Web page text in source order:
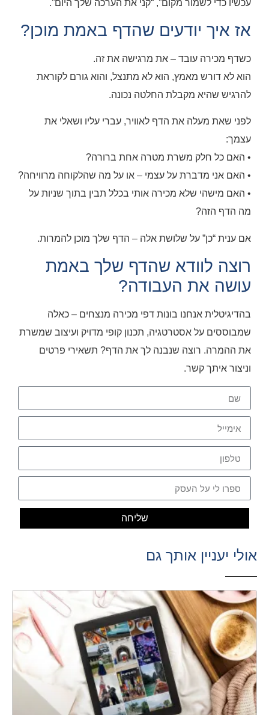
עכשיו כדי לשמור מקום”, “קני את הערכה שלך היום”.
אז איך יודעים שהדף באמת מוכן?
כשדף מכירה עובד – את מרגישה את זה.
הוא לא דורש מאמץ, הוא לא מתנצל, והוא גורם לקוראת
להרגיש שהיא מקבלת החלטה נכונה.
לפני שאת מעלה את הדף לאוויר, עברי עליו ושאלי את
עצמך:
• האם כל חלק משרת מטרה אחת ברורה?
• האם אני מדברת על עצמי – או על מה שהלקוחה מרוויחה?
• האם מישהי שלא מכירה אותי בכלל תבין בתוך שניות על
מה הדף הזה?
אם ענית “כן” על שלושת אלה – הדף שלך מוכן להמרות.
רוצה לוודא שהדף שלך באמת
עושה את העבודה?
בהדיגיטלית אנחנו בונות דפי מכירה מנצחים – כאלה
שמבוססים על אסטרטגיה, תכנון קופי מדויק ועיצוב שמשרת
את ההמרה. רוצה שנבנה לך את הדף? תשאירי פרטים
וניצור איתך קשר.
שליחה
אולי יעניין אותך גם